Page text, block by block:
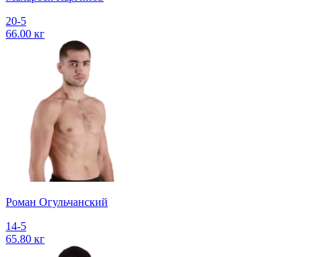
20-5
66.00 кг
Роман Огульчанский
14-5
65.80 кг